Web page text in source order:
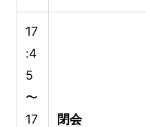
17
:4
5
〜
17
閉会